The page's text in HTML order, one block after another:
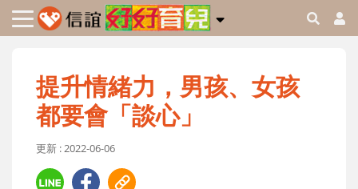
提升情緒力，男孩、女孩
都要會「談心」
更新 : 2022-06-06